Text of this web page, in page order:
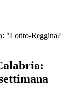
"Lotito-Reggina?